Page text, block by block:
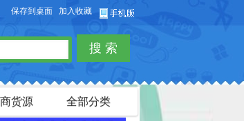
站，本站可以免费发布微商货源信息，免费发布供求信息，也
保存到桌面 加入收藏
搜 索
货源 全部分类